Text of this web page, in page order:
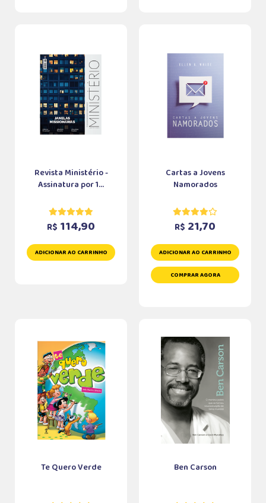
Revista Ministério -
Assinatura por 1...
R$ 114,90
ADICIONAR AO CARRINHO
Cartas a Jovens
Namorados
R$ 21,70
ADICIONAR AO CARRINHO
COMPRAR AGORA
Te Quero Verde Ben Carson